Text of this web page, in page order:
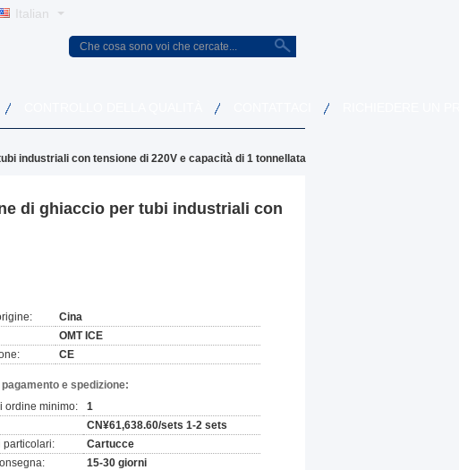
Italian
industriali con tensione di 220V e capacità di 1 tonnellata
di ghiaccio per tubi industriali con
Cina
OMT ICE
CE
e spedizione:
ordine minimo:
1
CN¥61,638.60/sets 1-2 sets
particolari:
Cartucce
15-30 giorni